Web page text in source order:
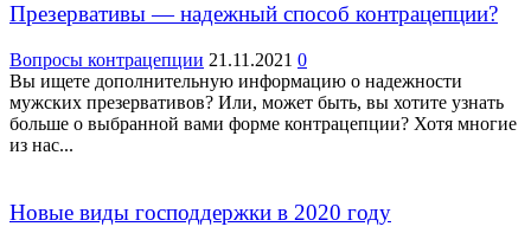
Презервативы — надежный способ контрацепции?
Вопросы контрацепции 21.11.2021 0
Вы ищете дополнительную информацию о надежности
мужских презервативов? Или, может быть, вы хотите узнать
больше о выбранной вами форме контрацепции? Хотя многие
из нас...
Новые виды господдержки в 2020 году